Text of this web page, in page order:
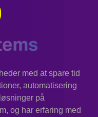
med at spare tid
automatisering
på
og har erfaring med